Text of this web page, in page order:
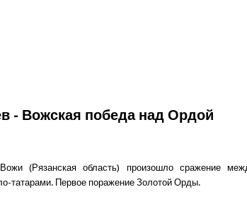
- Вожская победа над Ордой
(Рязанская область) произошло сражение
татарами. Первое поражение Золотой Орды.